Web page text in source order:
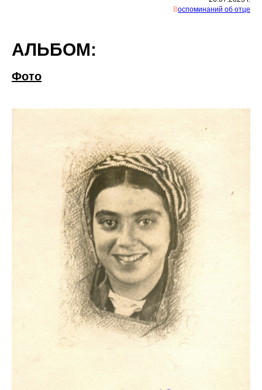
Воспоминаний об отце
АЛЬБОМ:
Фото